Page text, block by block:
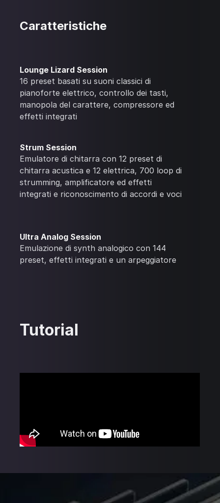
Caratteristiche
Lounge Lizard Session
16 preset basati su suoni classici di
pianoforte elettrico, controllo dei tasti,
manopola del carattere, compressore ed
effetti integrati
Strum Session
Emulatore di chitarra con 12 preset di
chitarra acustica e 12 elettrica, 700 loop di
strumming, amplificatore ed effetti
integrati e riconoscimento di accordi e voci
Ultra Analog Session
Emulazione di synth analogico con 144
preset, effetti integrati e un arpeggiatore
Tutorial